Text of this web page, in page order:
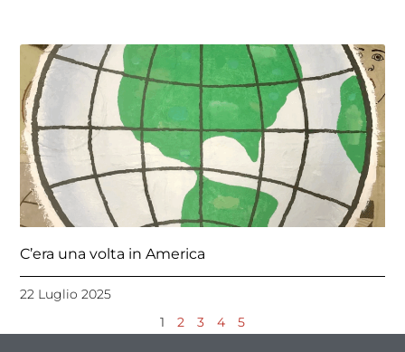
C’era una volta in America
22 Luglio 2025
1 2 3 4 5